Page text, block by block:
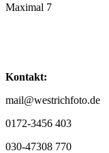
Maximal 7
Kontakt:
mail@westrichfoto.de
0172-3456 403
030-47308 770